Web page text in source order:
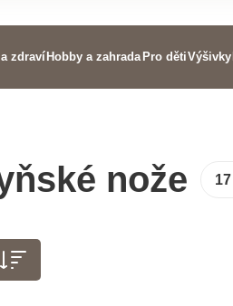
zdraví Hobby a zahrada Pro dětiVýšivky
nože 17